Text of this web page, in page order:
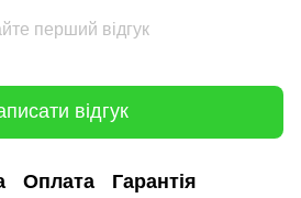
перший відгук
відгук
Оплата Гарантія